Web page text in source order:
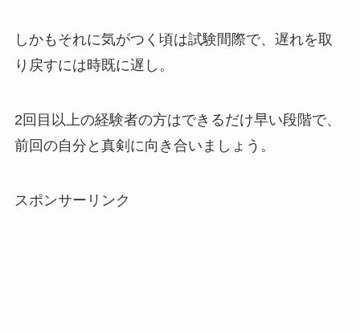
しかもそれに気がつく頃は試験間際で、遅れを取
り戻すには時既に遅し。
2回目以上の経験者の方はできるだけ早い段階で、
前回の自分と真剣に向き合いましょう。
スポンサーリンク